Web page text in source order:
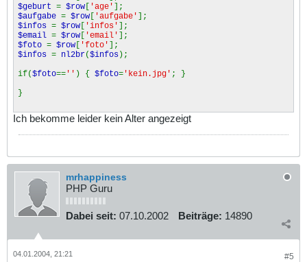
$geburt = $row [ 'age' ];
$aufgabe = $row [ 'aufgabe' ];
$infos = $row [ 'infos' ];
$email = $row [ 'email' ];
$foto = $row [ 'foto' ];
$infos = nl2br($infos);
if($foto== '' ) { $foto= 'kein.jpg' ; }
}
Ich bekomme leider kein Alter angezeigt
mrhappiness
PHP Guru
Dabei seit: 07.10.2002 Beiträge: 14890
#5
04.01.2004, 21:21